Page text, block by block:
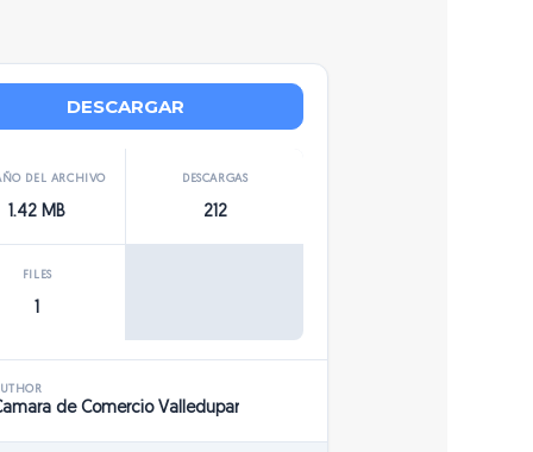
DESCARGAR
DEL ARCHIVO
1.42 MB
DESCARGAS
212
FILES
1
de Comercio Valledupar